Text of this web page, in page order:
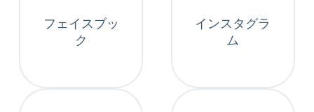
フェイスブッ
ク
インスタグラ
ム